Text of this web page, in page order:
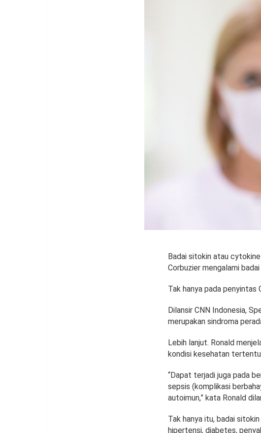
Badai sitokin atau
Corbuzier mengalami
Tak hanya pada penyintas
Dilansir CNN Indonesia,
merupakan sindroma
Lebih lanjut. Ronald
kondisi kesehatan
“Dapat terjadi juga pada
sepsis (komplikasi
autoimun,” kata Ronald
Tak hanya itu, badai
hipertensi, diabetes,